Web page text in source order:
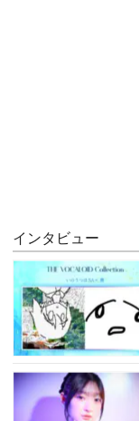
インタビュー